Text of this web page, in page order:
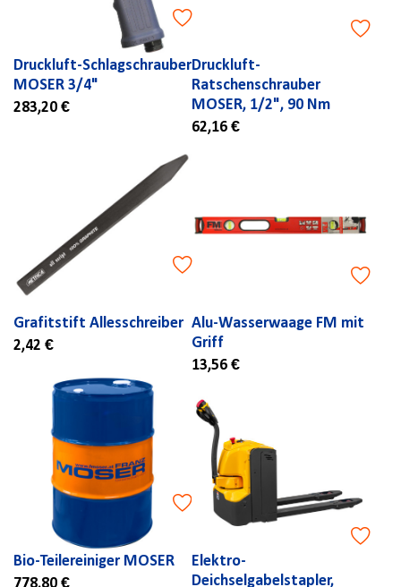
Druckluft-Schlagschrauber
MOSER 3/4"
283,20 €
Druckluft-
Ratschenschrauber
MOSER, 1/2", 90 Nm
62,16 €
Grafitstift Allesschreiber
2,42 €
Alu-Wasserwaage FM mit
Griff
13,56 €
Bio-Teilereiniger MOSER
Elektro-
Deichselgabelstapler,